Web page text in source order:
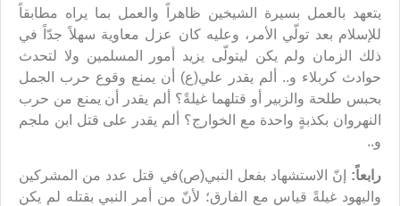
يتعهد بالعمل بسيرة الشيخين ظاهراً والعمل بما يراه مطابقاً
للإسلام بعد تولّي الأمر، وعليه كان عزل معاوية سهلاً جدّاً في
ذلك الزمان ولم يكن ليتولّى يزيد أمور المسلمين ولا لتحدث
حوادث كربلاء و.. ألم يقدر علي(ع) أن يمنع وقوع حرب الجمل
بحبس طلحة والزبير أو قتلهما غيلةً؟ ألم يقدر أن يمنع من حرب
النهروان بكذبةٍ واحدة مع الخوارج؟ ألم يقدر على قتل ابن ملجم
و..
رابعاً:
إنّ الاستشهاد بفعل النبي(ص)في قتل عدد من المشركين
واليهود غيلةً قياس مع الفارق؛ لأنّ من أمر النبي بقتله لم يكن